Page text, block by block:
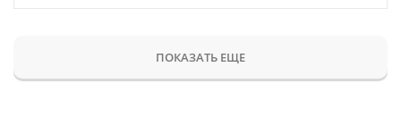
ПОКАЗАТЬ ЕЩЕ